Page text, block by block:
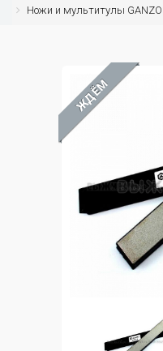
Ножи и мультитулы GANZO
ЖДЁМ